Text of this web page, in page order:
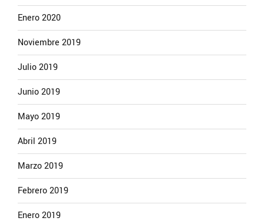
Enero 2020
Noviembre 2019
Julio 2019
Junio 2019
Mayo 2019
Abril 2019
Marzo 2019
Febrero 2019
Enero 2019